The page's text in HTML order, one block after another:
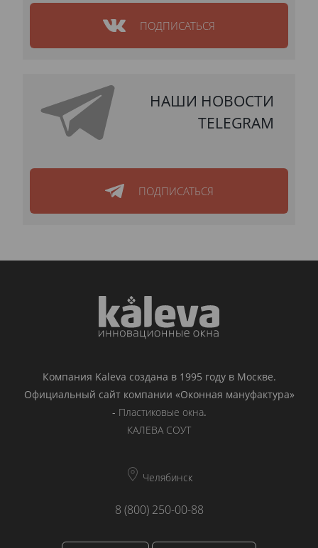
ПОДПИСАТЬСЯ
НАШИ НОВОСТИ
TELEGRAM
ПОДПИСАТЬСЯ
Компания Kaleva создана в 1995 году в Москве.
Официальный сайт компании «Оконная мануфактура»
- Пластиковые окна.
КАЛЕВА СОУТ
Челябинск
8 (800) 250-00-88